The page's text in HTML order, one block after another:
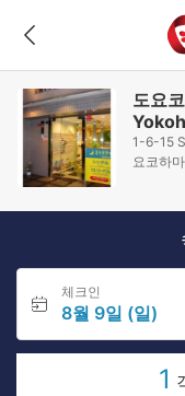
도요
1-6-15
요코하
체크인
8월 9일 (일)
1